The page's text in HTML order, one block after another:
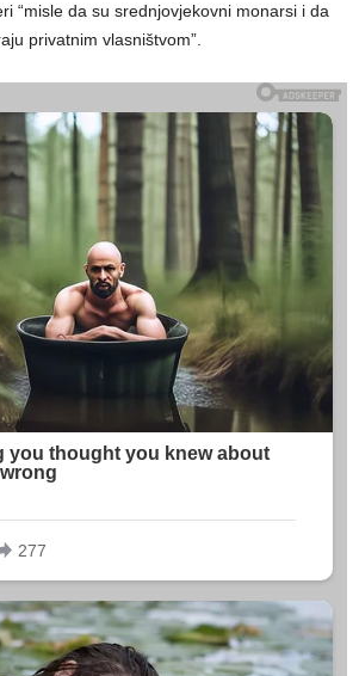
“misle da su srednjovjekovni monarsi i da
privatnim vlasništvom”.